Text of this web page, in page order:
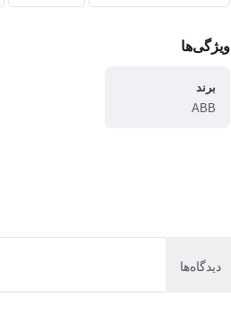
ویژگی‌ها
برند
ABB
دیدگاه‌ها